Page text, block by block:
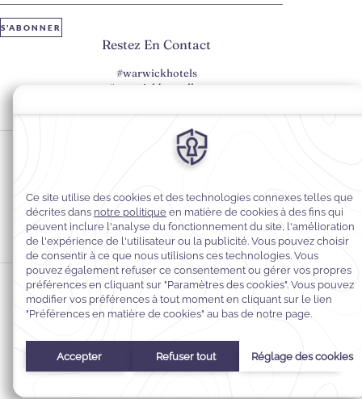
S'ABONNER
Restez En Contact
#warwickhotels
#warwickbruxelles
Préférences en matière de cookies
Politique de confidentialité
Accessibilité du Web
Mentions légales
Conditions générales de vente
© 2026Warwick Hotels & Resorts, Tous droits réservés